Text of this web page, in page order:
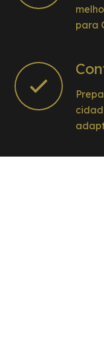
para